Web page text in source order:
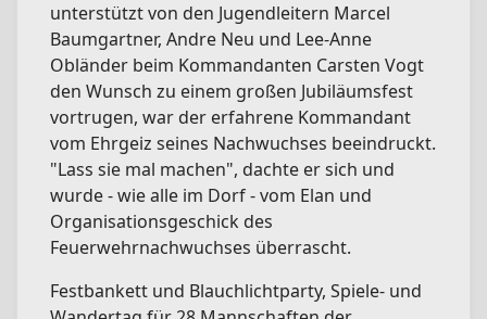
unterstützt von den Jugendleitern Marcel
Baumgartner, Andre Neu und Lee-Anne
Obländer beim Kommandanten Carsten Vogt
den Wunsch zu einem großen Jubiläumsfest
vortrugen, war der erfahrene Kommandant
vom Ehrgeiz seines Nachwuchses beeindruckt.
"Lass sie mal machen", dachte er sich und
wurde - wie alle im Dorf - vom Elan und
Organisationsgeschick des
Feuerwehrnachwuchses überrascht.
Festbankett und Blauchlichtparty, Spiele- und